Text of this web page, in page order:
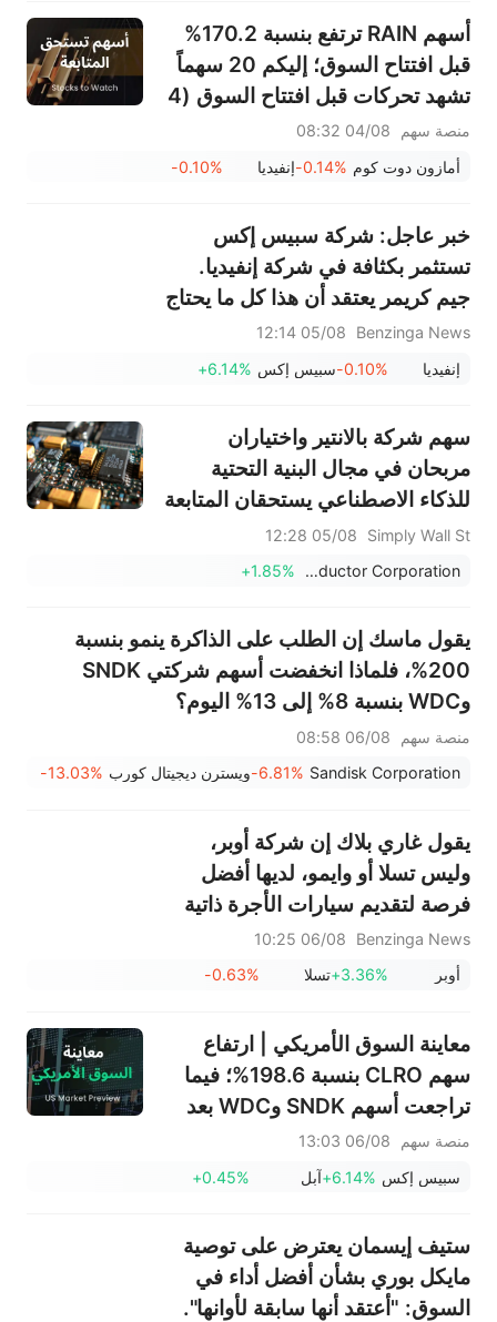
"زيادة الوزن" وهدف 151 دولارًا
أسهم RAIN ترتفع بنسبة 170.2%
قبل افتتاح السوق؛ إليكم 20 سهماً
تشهد تحركات قبل افتتاح السوق (4
أغسطس)
منصة سهم
04/08 08:32
أمازون دوت كوم -0.14%إنفيديا -0.10%
خبر عاجل: شركة سبيس إكس
تستثمر بكثافة في شركة إنفيديا.
جيم كريمر يعتقد أن هذا كل ما يحتاج
المستثمرون إلى معرفته.
Benzinga News
05/08 12:14
إنفيديا
-0.10%سبيس إكس +6.14%
سهم شركة بالانتير واختياران
مربحان في مجال البنية التحتية
للذكاء الاصطناعي يستحقان المتابعة
Simply Wall St
05/08 12:28
ON Semiconductor Corporation
+1.85%
يقول ماسك إن الطلب على الذاكرة ينمو بنسبة
200%، فلماذا انخفضت أسهم شركتي SNDK
وWDC بنسبة 8% إلى 13% اليوم؟
منصة سهم
06/08 08:58
Sandisk Corporation
-6.81%ويسترن ديجيتال كورب -13.03%
يقول غاري بلاك إن شركة أوبر،
وليس تسلا أو وايمو، لديها أفضل
فرصة لتقديم سيارات الأجرة ذاتية
القيادة للجماهير.
Benzinga News
06/08 10:25
أوبر
+3.36%تسلا -0.63%
معاينة السوق الأمريكي | ارتفاع
سهم CLRO بنسبة 198.6%؛ فيما
تراجعت أسهم SNDK وWDC بعد
إعلان النتائج، بالتزامن مع تأكيد
ماسك قوة الطلب على وحدات
تداولات ما قبل الافتتاح، مع بدء أول
عملية فك حظر لأسهمه اليوم
منصة سهم
06/08 13:03
سبيس إكس +6.14%آبل +0.45%
ستيف إيسمان يعترض على توصية
مايكل بوري بشأن أفضل أداء في
السوق: "أعتقد أنها سابقة لأوانها".